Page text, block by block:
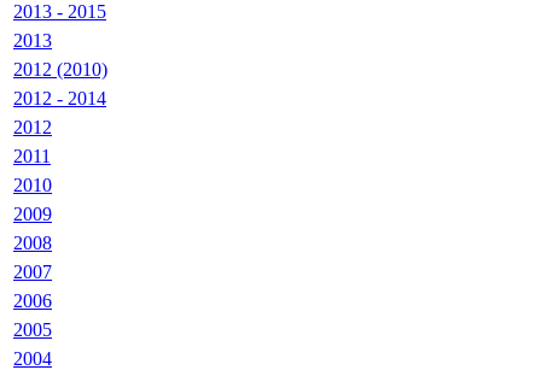
2013 - 2015
2013
2012 (2010)
2012 - 2014
2012
2011
2010
2009
2008
2007
2006
2005
2004